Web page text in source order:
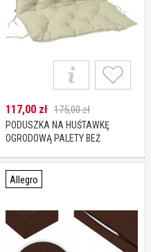
117,00 zł 175,00 zł
PODUSZKA NA HUŚTAWKĘ
OGRODOWĄ PALETY BEŻ
Allegro